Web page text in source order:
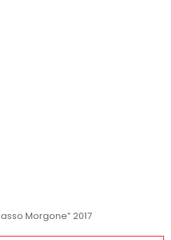
Morgone” 2017